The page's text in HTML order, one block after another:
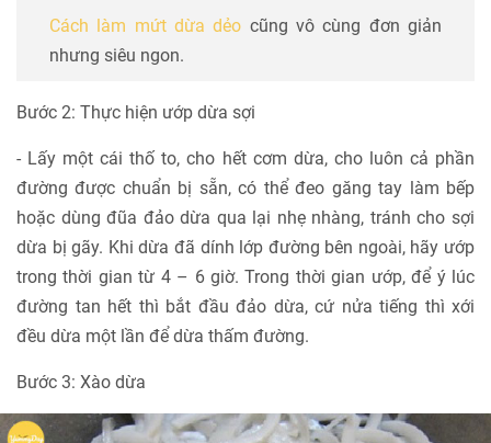
Cách làm mứt dừa dẻo cũng vô cùng đơn giản
nhưng siêu ngon.
Bước 2: Thực hiện ướp dừa sợi
- Lấy một cái thố to, cho hết cơm dừa, cho luôn cả phần
đường được chuẩn bị sẵn, có thể đeo găng tay làm bếp
hoặc dùng đũa đảo dừa qua lại nhẹ nhàng, tránh cho sợi
dừa bị gãy. Khi dừa đã dính lớp đường bên ngoài, hãy ướp
trong thời gian từ 4 – 6 giờ. Trong thời gian ướp, để ý lúc
đường tan hết thì bắt đầu đảo dừa, cứ nửa tiếng thì xới
đều dừa một lần để dừa thấm đường.
Bước 3: Xào dừa